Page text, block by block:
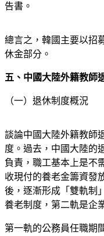
告書。
總言之，韓國主要以招
休金部分。
五、中國大陸外籍教師
（一）退休制度概況
談論中國大陸外籍教師
度。過去，中國大陸的
負責，職工基本上是不
收現付的養老金籌資發
後，逐漸形成「雙軌制
養老制度，第二軌是企
第一軌的公務員任職期